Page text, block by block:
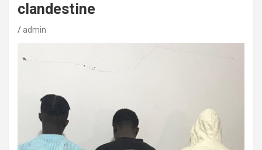
clandestine
admin